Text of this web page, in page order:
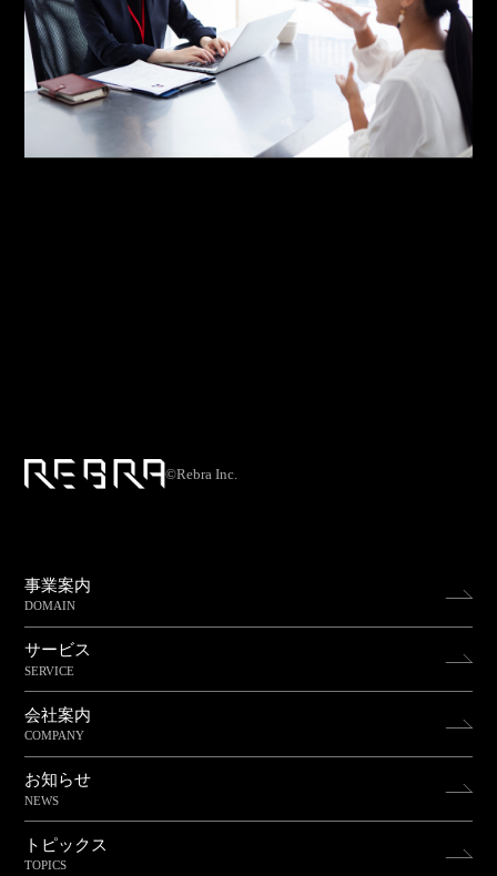
©Rebra Inc.
DOMAIN
事業案内
SERVICE
サービス
COMPANY
会社案内
NEWS
お知らせ
TOPICS
トピックス